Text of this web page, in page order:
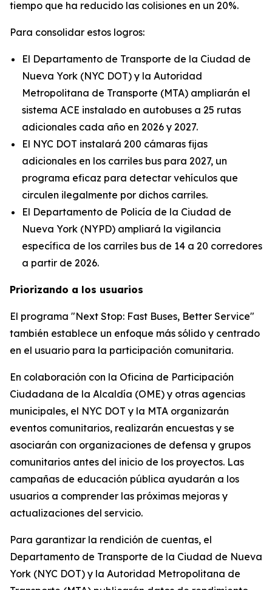
tiempo que ha reducido las colisiones en un 20%.
Para consolidar estos logros:
El Departamento de Transporte de la Ciudad de
Nueva York (NYC DOT) y la Autoridad
Metropolitana de Transporte (MTA) ampliarán el
sistema ACE instalado en autobuses a 25 rutas
adicionales cada año en 2026 y 2027.
El NYC DOT instalará 200 cámaras fijas
adicionales en los carriles bus para 2027, un
programa eficaz para detectar vehículos que
circulen ilegalmente por dichos carriles.
El Departamento de Policía de la Ciudad de
Nueva York (NYPD) ampliará la vigilancia
específica de los carriles bus de 14 a 20 corredores
a partir de 2026.
Priorizando a los usuarios
El programa "Next Stop: Fast Buses, Better Service"
también establece un enfoque más sólido y centrado
en el usuario para la participación comunitaria.
En colaboración con la Oficina de Participación
Ciudadana de la Alcaldía (OME) y otras agencias
municipales, el NYC DOT y la MTA organizarán
eventos comunitarios, realizarán encuestas y se
asociarán con organizaciones de defensa y grupos
comunitarios antes del inicio de los proyectos. Las
campañas de educación pública ayudarán a los
usuarios a comprender las próximas mejoras y
actualizaciones del servicio.
Para garantizar la rendición de cuentas, el
Departamento de Transporte de la Ciudad de Nueva
York (NYC DOT) y la Autoridad Metropolitana de